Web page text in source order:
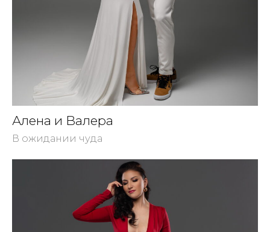
Алена и Валера
В ожидании чуда